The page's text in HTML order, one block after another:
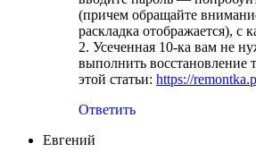
(причем обращайте
раскладка отображается), с
2. Усеченная 10-ка вам не
выполнить восстановление
этой статьи: https://
Ответить
Евгений